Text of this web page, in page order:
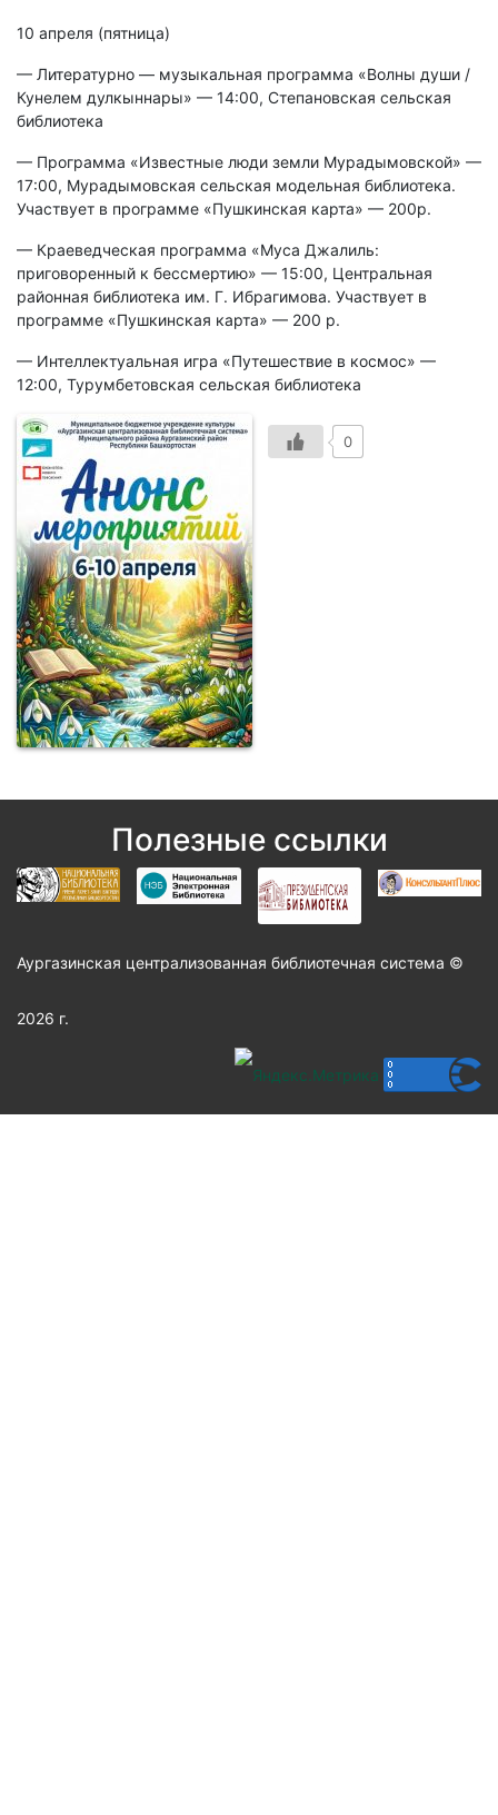
10 апреля (пятница)
— Литературно — музыкальная программа «Волны души /
Кунелем дулкыннары» — 14:00, Степановская сельская
библиотека
— Программа «Известные люди земли Мурадымовской» —
17:00, Мурадымовская сельская модельная библиотека.
Участвует в программе «Пушкинская карта» — 200р.
— Краеведческая программа «Муса Джалиль:
приговоренный к бессмертию» — 15:00, Центральная
районная библиотека им. Г. Ибрагимова. Участвует в
программе «Пушкинская карта» — 200 р.
— Интеллектуальная игра «Путешествие в космос» —
12:00, Турумбетовская сельская библиотека
0
Полезные ссылки
Аургазинская централизованная библиотечная система ©
2026 г.